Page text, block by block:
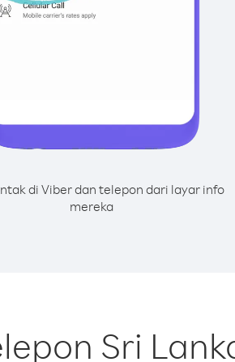
di Viber dan telepon dari layar info
mereka
Sri